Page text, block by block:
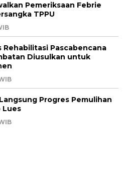
Pemeriksaan Febrie
TPPU
Rehabilitasi Pascabencana
Diusulkan untuk
Progres Pemulihan
Lues